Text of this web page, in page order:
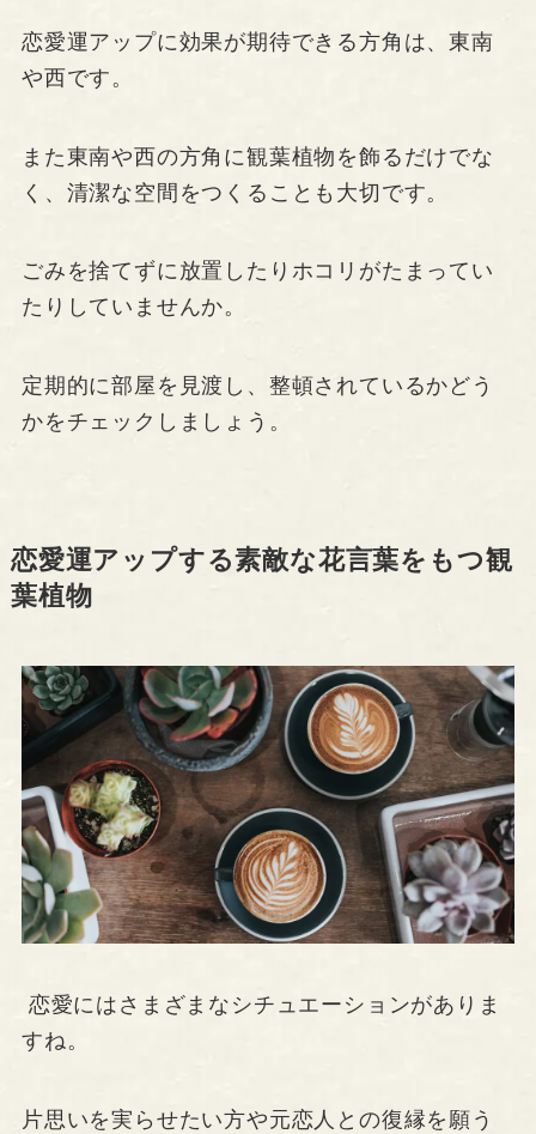
恋愛運アップに効果が期待できる方角は、東南
や西です。
また東南や西の方角に観葉植物を飾るだけでな
く、清潔な空間をつくることも大切です。
ごみを捨てずに放置したりホコリがたまってい
たりしていませんか。
定期的に部屋を見渡し、整頓されているかどう
かをチェックしましょう。
恋愛運アップする素敵な花言葉をもつ観
葉植物
恋愛にはさまざまなシチュエーションがありま
すね。
片思いを実らせたい方や元恋人との復縁を願う